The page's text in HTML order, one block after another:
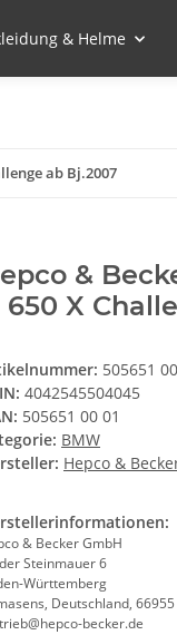
& Helme
ab Bj.2007
&
650 X
505651
4042545504045
505651 00 01
BMW
Hepco &
& Becker GmbH
Steinmauer 6
Württemberg
Deutschland, 66955
becker.de